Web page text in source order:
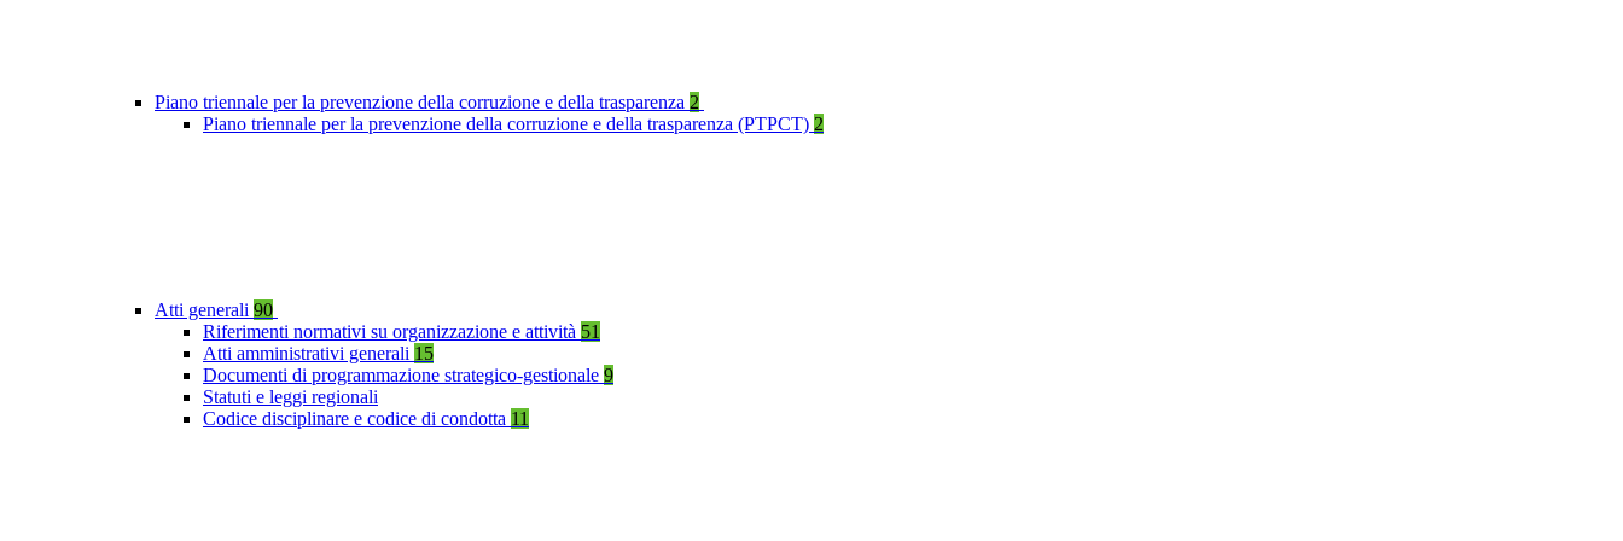
Piano triennale per la prevenzione della corruzione e della trasparenza 2
Piano triennale per la prevenzione della corruzione e della trasparenza (PTPCT) 2
Atti generali 90
Riferimenti normativi su organizzazione e attività 51
Atti amministrativi generali 15
Documenti di programmazione strategico-gestionale 9
Statuti e leggi regionali
Codice disciplinare e codice di condotta 11